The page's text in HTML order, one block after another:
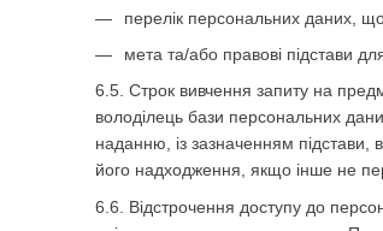
перелік персональних даних,
мета та/або правові підстави
6.5. Строк вивчення запиту на
володілець бази персональних
наданню, із зазначенням підстави,
його надходження, якщо інше не
6.6. Відстрочення доступу до